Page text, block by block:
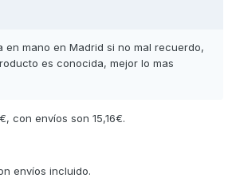
en mano en Madrid si no mal recuerdo,
es conocida, mejor lo mas
con envíos son 15,16€.
envíos incluido.